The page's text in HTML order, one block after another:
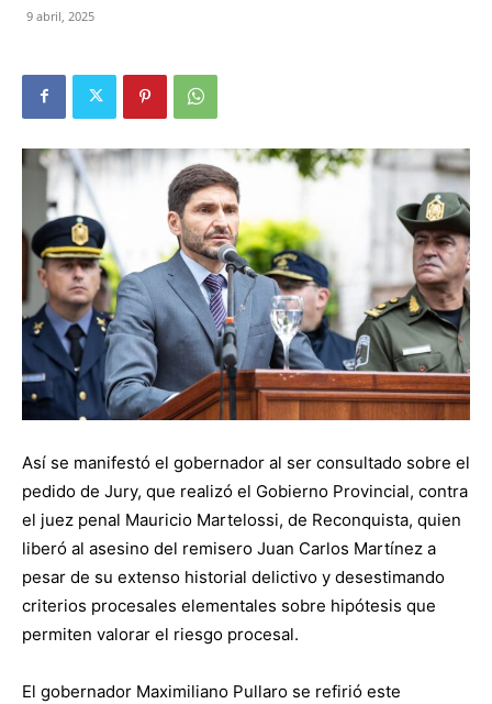
9 abril, 2025
Así se manifestó el gobernador al ser consultado sobre el
pedido de Jury, que realizó el Gobierno Provincial, contra
el juez penal Mauricio Martelossi, de Reconquista, quien
liberó al asesino del remisero Juan Carlos Martínez a
pesar de su extenso historial delictivo y desestimando
criterios procesales elementales sobre hipótesis que
permiten valorar el riesgo procesal.
El gobernador Maximiliano Pullaro se refirió este